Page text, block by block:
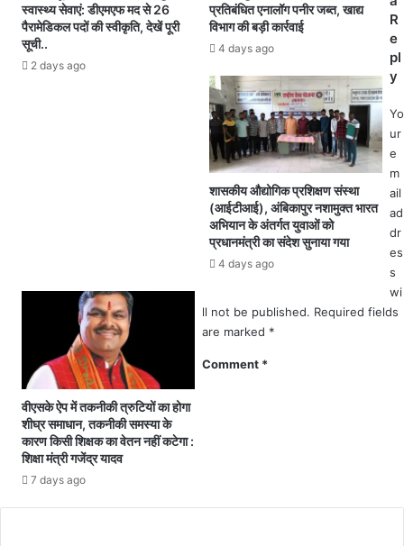
मि
वा
क
ना
स्वास्थ्य सेवाएं: डीएमएफ मद से 26
पैरामेडिकल पदों की स्वीकृति, देखें पूरी
सूची..
2 days ago
प्रतिबंधित एनालॉग पनीर जब्त, खाद्य
विभाग की बड़ी कार्रवाई
4 days ago
शासकीय औद्योगिक प्रशिक्षण संस्था
(आईटीआई), अंबिकापुर नशामुक्त भारत
अभियान के अंतर्गत युवाओं को
प्रधानमंत्री का संदेश सुनाया गया
4 days ago
वीएसके ऐप में तकनीकी त्रुटियों का होगा
शीघ्र समाधान, तकनीकी समस्या के
कारण किसी शिक्षक का वेतन नहीं कटेगा :
शिक्षा मंत्री गजेंद्र यादव
7 days ago
R
e
pl
y
Yo
ur
e
m
ail
ad
dr
es
s
wi
ll not be published. Required fields
are marked *
Comment *